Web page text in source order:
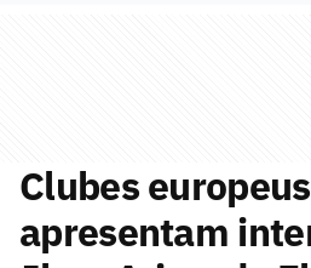
Clubes europeus
apresentam